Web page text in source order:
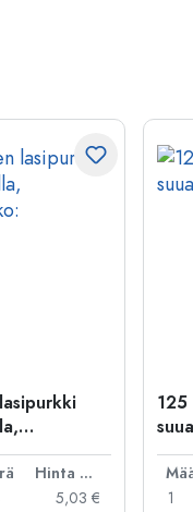
langallinen
Hinta per kpl
5,03 €
1